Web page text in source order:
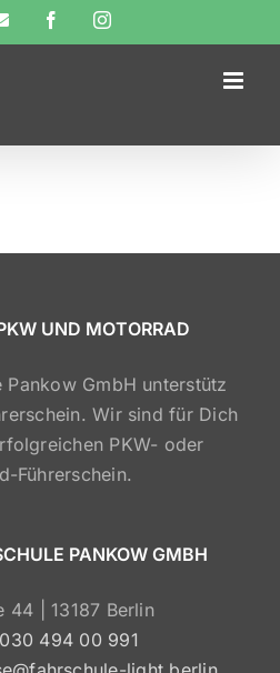
E-
FacebookInstagram
UND MOTORRAD
GmbH unterstütz
Wir sind für Dich
PKW- oder
Führerschein.
PANKOW GMBH
44 | 13187 Berlin
030 494 00 991